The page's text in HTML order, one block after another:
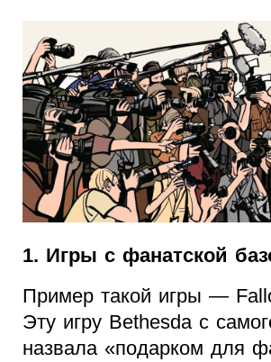
1. Игры с фанатской
Пример такой игры —
Эту игру Bethesda с
назвала «подарком для